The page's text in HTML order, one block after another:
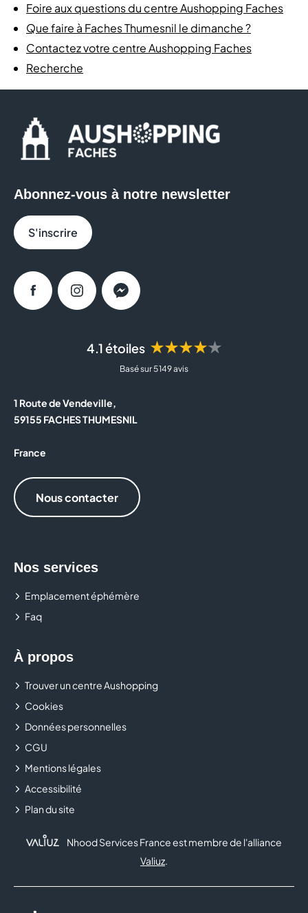
Foire aux questions du centre Aushopping Faches
Que faire à Faches Thumesnil le dimanche ?
Contactez votre centre Aushopping Faches
Recherche
4.1 étoiles ★★★★★
Basé sur 5 149 avis
1 Route de Vendeville,
59155 FACHES THUMESNIL
France
Nous contacter
Nos services
Emplacement éphémère
Faq
À propos
Trouver un centre Aushopping
Cookies
Données personnelles
CGU
Mentions légales
Accessibilité
Plan du site
Abonnez-vous à notre newsletter
S'inscrire
FacebookInstagramMessenger
Nhood Services France est membre de l'alliance
Valiuz.